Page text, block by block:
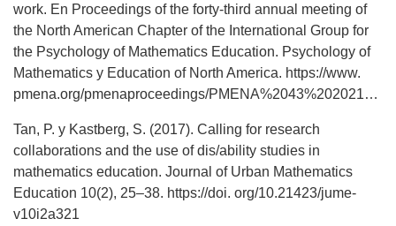
work. En Proceedings of the forty-third annual meeting of
the North American Chapter of the International Group for
the Psychology of Mathematics Education. Psychology of
Mathematics y Education of North America. https://www.
pmena.org/pmenaproceedings/PMENA%2043%202021%20Proceedings.pdf
Tan, P. y Kastberg, S. (2017). Calling for research
collaborations and the use of dis/ability studies in
mathematics education. Journal of Urban Mathematics
Education 10(2), 25–38. https://doi. org/10.21423/jume-
v10i2a321